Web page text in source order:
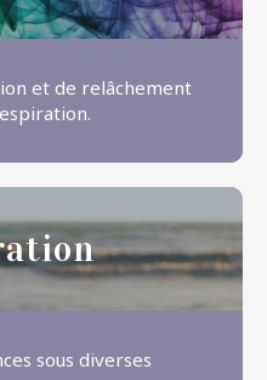
et de relâchement
sous diverses